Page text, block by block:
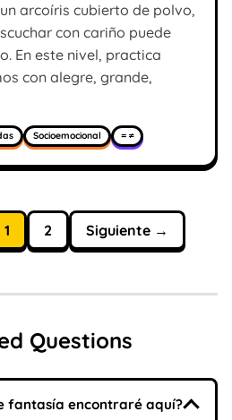
arcoíris cubierto de polvo,
con cariño puede
En este nivel, practica
con alegre, grande,
Socioemocional = ≠
1 2 Siguiente →
Questions
fantasía encontraré aquí?